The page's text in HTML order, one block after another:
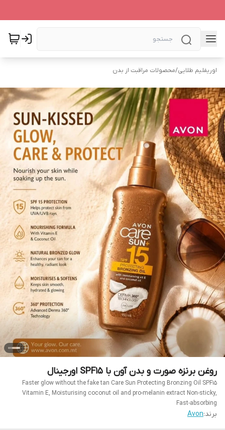
اوریفلیم طلایی/محصولات مراقبت از بدن
روغن برنزه صورت و بدن آون با SPF15 اورجینال
Faster glow without the fake tan Care Sun Protecting Bronzing Oil SPF15
Vitamin E, Moisturising coconut oil and pro-melanin extract Non-sticky,
Fast-absorbing
برند:Avon